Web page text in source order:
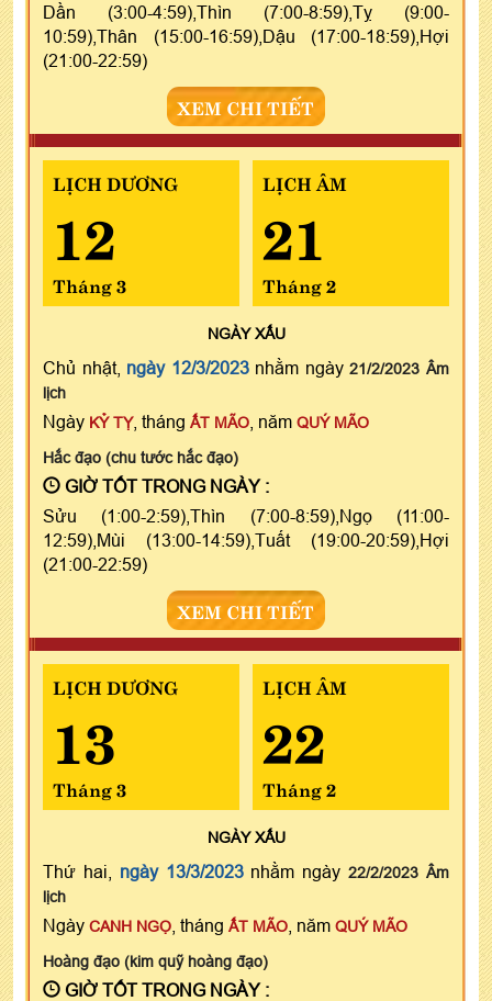
Dần (3:00-4:59),Thìn (7:00-8:59),Tỵ (9:00-
10:59),Thân (15:00-16:59),Dậu (17:00-18:59),Hợi
(21:00-22:59)
XEM CHI TIẾT
LỊCH DƯƠNG
12
Tháng 3
LỊCH ÂM
21
Tháng 2
NGÀYXẤU
Chủ nhật, ngày 12/3/2023nhằm ngày21/2/2023 Âm
lịch
Ngày KỶ TỴ, tháng ẤT MÃO , năm QUÝ MÃO
Hắc đạo (chu tước hắc đạo)
GIỜ TỐT TRONG NGÀY :
Sửu (1:00-2:59),Thìn (7:00-8:59),Ngọ (11:00-
12:59),Mùi (13:00-14:59),Tuất (19:00-20:59),Hợi
(21:00-22:59)
XEM CHI TIẾT
LỊCH DƯƠNG
13
Tháng 3
LỊCH ÂM
22
Tháng 2
NGÀYXẤU
Thứ hai, ngày 13/3/2023nhằm ngày22/2/2023 Âm
lịch
Ngày CANH NGỌ , tháng ẤT MÃO , năm QUÝ MÃO
Hoàng đạo (kim quỹ hoàng đạo)
GIỜ TỐT TRONG NGÀY :